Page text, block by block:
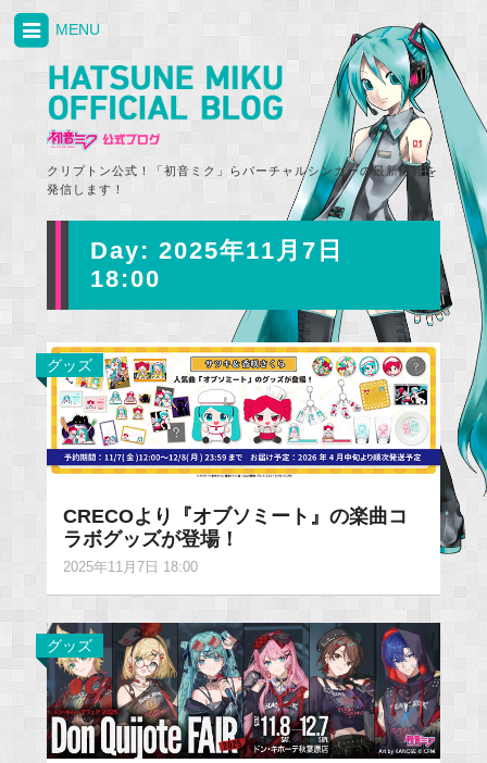
クリプトン公式！「初音ミク」らバーチャルシンガーの最新情報を
発信します！
MENU
Day: 2025年11月7日
18:00
グッズ
CRECOより『オブソミート』の楽曲コ
ラボグッズが登場！
2025年11月7日 18:00
グッズ